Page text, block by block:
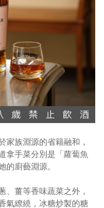
家族淵源的省籍融和，
拿手菜分別是「蘿蔔魚
廚藝淵源。
、薑等香味蔬菜之外，
氣繚繞，冰糖炒製的糖